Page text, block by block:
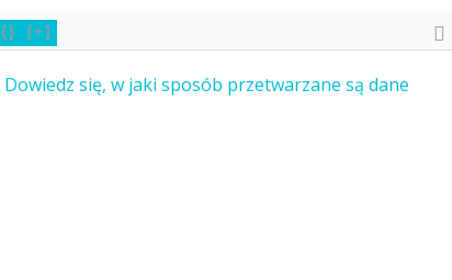
{} [+]
Dowiedz się, w jaki sposób przetwarzane są dane